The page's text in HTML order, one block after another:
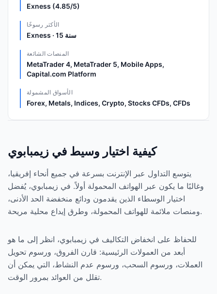
Exness (4.85/5)
الأكثر رسوخًا
Exness · 15 سنة
المنصات الشائعة
MetaTrader 4, MetaTrader 5, Mobile Apps,
Capital.com Platform
الأسواق المشمولة
Forex, Metals, Indices, Crypto, Stocks CFDs, CFDs
كيفية اختيار وسيط في زيمبابوي
يتوسع التداول عبر الإنترنت بسرعة في جميع أنحاء إفريقيا،
وغالبًا ما يكون عبر الهواتف المحمولة أولاً. في زيمبابوي، يُفضل
اختيار الوسطاء الذين يقدمون ودائع منخفضة الحد الأدنى،
ومنصات ملائمة للهواتف المحمولة، وطرق إيداع محلية مريحة.
للحفاظ على انخفاض التكاليف في زيمبابوي، انظر إلى ما هو
أبعد من العمولات الرئيسية: قارن الفروق، ورسوم تحويل
العملات، ورسوم السحب، ورسوم عدم النشاط، التي يمكن أن
تقلل من العوائد بمرور الوقت.